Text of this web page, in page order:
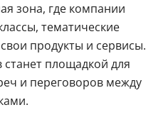
зона, где компании
тематические
продукты и сервисы.
площадкой для
и переговоров между